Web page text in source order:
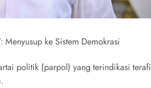
Menyusup ke Sistem Demokrasi
politik (parpol) yang terindikasi